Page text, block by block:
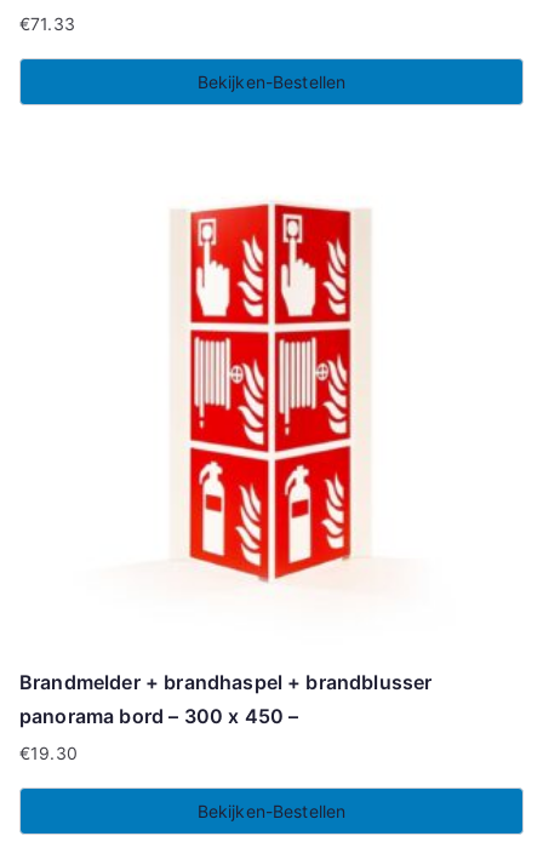
€71.33
Bekijken-Bestellen
Brandmelder + brandhaspel + brandblusser
panorama bord – 300 x 450 –
€19.30
Bekijken-Bestellen